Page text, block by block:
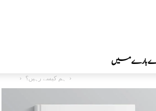
بارے میں
ہم کیسے رہیں؟